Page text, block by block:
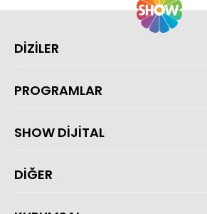
DİZİLER
PROGRAMLAR
SHOW DİJİTAL
DİĞER